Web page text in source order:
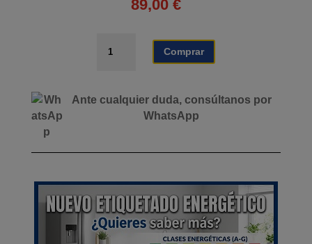
89,00 €
DE
CRISTAL
TEMPLADO
2
cantidad
Comprar
Ante cualquier duda, consúltanos por
WhatsApp